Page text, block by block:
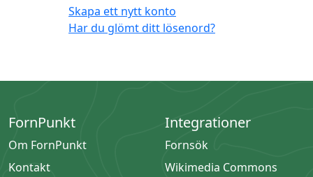
Skapa ett nytt konto
Har du glömt ditt lösenord?
FornPunkt
Om FornPunkt
Kontakt
Integrationer
Fornsök
Wikimedia Commons